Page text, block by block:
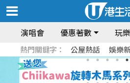
演唱會 優惠著數 玩
熱門關鍵字： 公屋熱話 娛樂